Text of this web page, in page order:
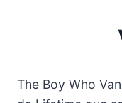
The Boy Who